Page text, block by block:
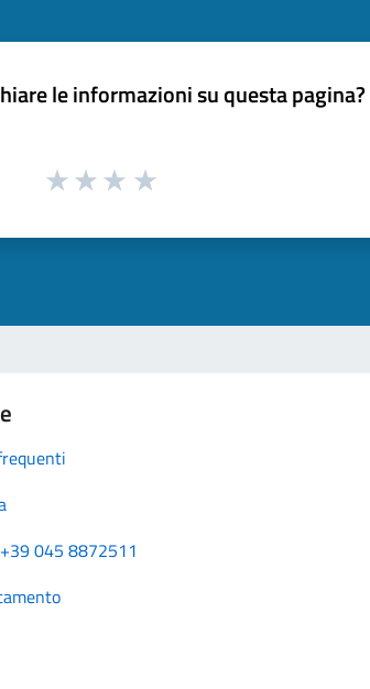
le informazioni su questa pagina?
045 8872511